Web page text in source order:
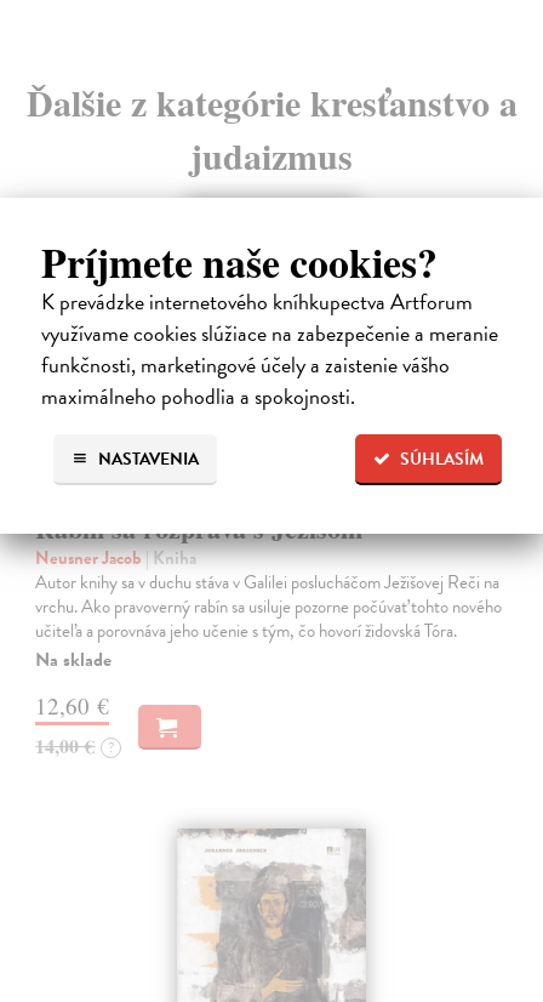
Príjmete naše cookies?
K prevádzke internetového kníhkupectva Artforum
využívame cookies slúžiace na zabezpečenie a meranie
funkčnosti, marketingové účely a zaistenie vášho
maximálneho pohodlia a spokojnosti.
SÚHLASÍM
NASTAVENIA
Ďalšie z kategórie kresťanstvo a
judaizmus
novinka
Rabín sa rozpráva s Ježišom
Neusner Jacob| Kniha
Autor knihy sa v duchu stáva v Galilei poslucháčom Ježišovej Reči na
vrchu. Ako pravoverný rabín sa usiluje pozorne počúvať tohto nového
učiteľa a porovnáva jeho učenie s tým, čo hovorí židovská Tóra.
Na sklade
12,60 €
14,00 € ?